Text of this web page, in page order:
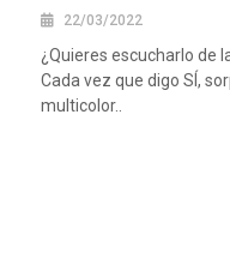
22/03/2022
¿Quieres escucharlo de
Cada vez que digo SÍ,
multicolor..